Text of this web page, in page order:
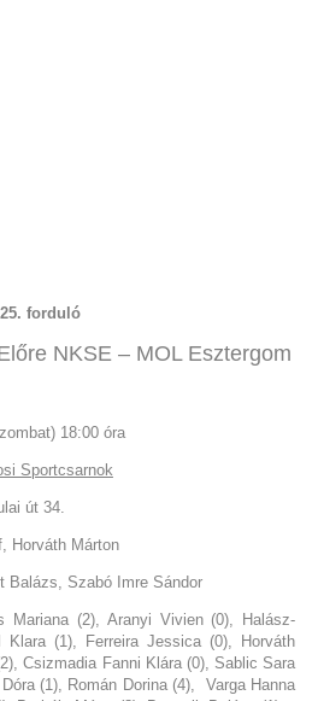
forduló
NKSE – MOL Esztergom
18:00 óra
Sportcsarnok
út 34.
Horváth Márton
Balázs, Szabó Imre Sándor
Mariana (2), Aranyi Vivien (0), Halász-
Klara (1), Ferreira Jessica (0), Horváth
Csizmadia Fanni Klára (0), Sablic Sara
(1), Román Dorina (4), Varga Hanna